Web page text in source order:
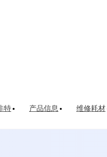
特 产品信息 维修耗材
司推出用于